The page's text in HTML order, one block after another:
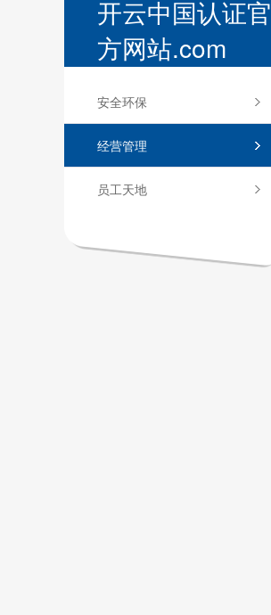
开云中国认证官
方网站.com
安全环保
经营管理
员工天地